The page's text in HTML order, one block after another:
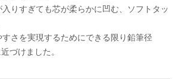
りすぎても芯が柔らかに凹む、ソフトタッ
さを実現するためにできる限り鉛筆径
づけました。